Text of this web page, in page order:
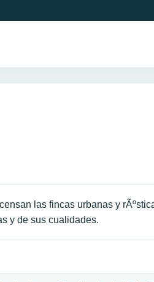
las fincas urbanas y
y de sus cualidades.